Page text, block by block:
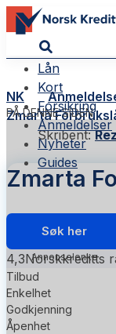
Lån
Kort
Forsikring
Anmeldelser
Nyheter
Guides
NK
PÅ DENNE SIDEN
Zmarta
Skribent:
Zmarta
Søk her
4,3Norskkreditts
Tilbud
Enkelhet
Godkjenning
Åpenhet